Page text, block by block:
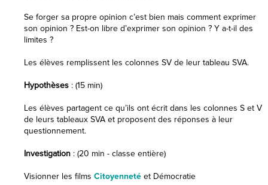
Se forger sa propre opinion c’est bien mais comment exprimer
son opinion ? Est-on libre d’exprimer son opinion ? Y a-t-il des
limites ?
Les élèves remplissent les colonnes SV de leur tableau SVA.
Hypothèses : (15 min)
Les élèves partagent ce qu’ils ont écrit dans les colonnes S et V
de leurs tableaux SVA et proposent des réponses à leur
questionnement.
Investigation : (20 min - classe entière)
Visionner les films Citoyenneté et Démocratie